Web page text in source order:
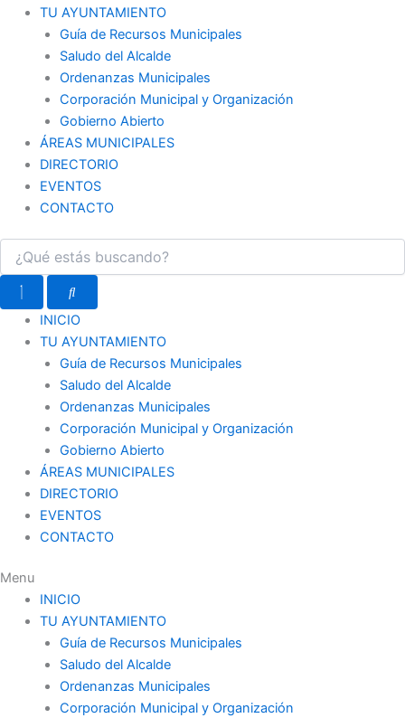
TU AYUNTAMIENTO
Guía de Recursos Municipales
Saludo del Alcalde
Ordenanzas Municipales
Corporación Municipal y Organización
Gobierno Abierto
ÁREAS MUNICIPALES
DIRECTORIO
EVENTOS
CONTACTO
INICIO
TU AYUNTAMIENTO
Guía de Recursos Municipales
Saludo del Alcalde
Ordenanzas Municipales
Corporación Municipal y Organización
Gobierno Abierto
ÁREAS MUNICIPALES
DIRECTORIO
EVENTOS
CONTACTO
Menu
INICIO
TU AYUNTAMIENTO
Guía de Recursos Municipales
Saludo del Alcalde
Ordenanzas Municipales
Corporación Municipal y Organización